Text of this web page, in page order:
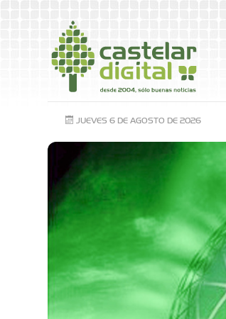
JUEVES 6 DE AGOSTO DE 2026